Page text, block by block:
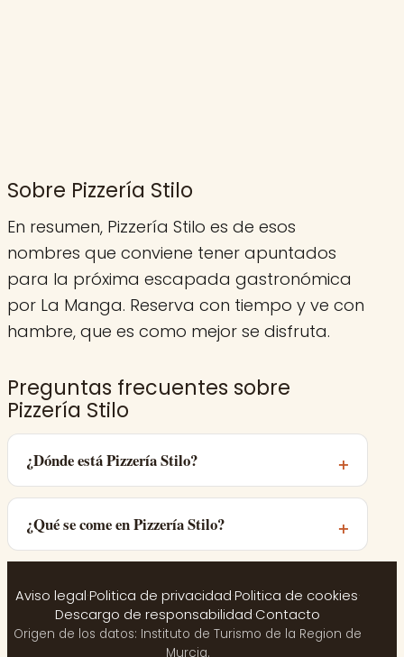
Sobre Pizzería Stilo
En resumen, Pizzería Stilo es de esos
nombres que conviene tener apuntados
para la próxima escapada gastronómica
por La Manga. Reserva con tiempo y ve con
hambre, que es como mejor se disfruta.
Preguntas frecuentes sobre
Pizzería Stilo
¿Dónde está Pizzería Stilo?
¿Qué se come en Pizzería Stilo?
Aviso legal·Politica de privacidad·Politica de cookies·
Descargo de responsabilidad·Contacto
Origen de los datos: Instituto de Turismo de la Region de
Murcia.